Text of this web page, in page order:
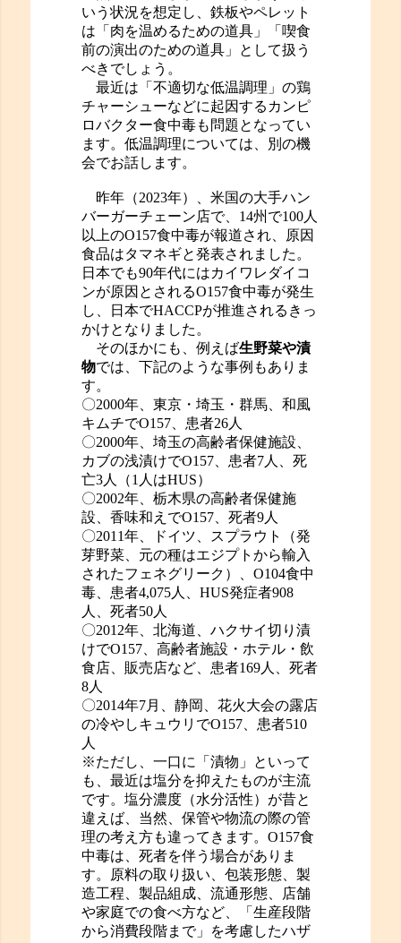
いう状況を想定し、鉄板やペレット
は「肉を温めるための道具」「喫食
前の演出のための道具」として扱う
べきでしょう。
最近は「不適切な低温調理」の鶏
チャーシューなどに起因するカンピ
ロバクター食中毒も問題となってい
ます。低温調理については、別の機
会でお話します。
昨年（2023年）、米国の大手ハン
バーガーチェーン店で、14州で100人
以上のO157食中毒が報道され、原因
食品はタマネギと発表されました。
日本でも90年代にはカイワレダイコ
ンが原因とされるO157食中毒が発生
し、日本でHACCPが推進されるきっ
かけとなりました。
そのほかにも、例えば生野菜や漬
物では、下記のような事例もありま
す。
〇2000年、東京・埼玉・群馬、和風
キムチでO157、患者26人
〇2000年、埼玉の高齢者保健施設、
カブの浅漬けでO157、患者7人、死
亡3人（1人はHUS）
〇2002年、栃木県の高齢者保健施
設、香味和えでO157、死者9人
〇2011年、ドイツ、スプラウト（発
芽野菜、元の種はエジプトから輸入
されたフェネグリーク）、O104食中
毒、患者4,075人、HUS発症者908
人、死者50人
〇2012年、北海道、ハクサイ切り漬
けでO157、高齢者施設・ホテル・飲
食店、販売店など、患者169人、死者
8人
〇2014年7月、静岡、花火大会の露店
の冷やしキュウリでO157、患者510
人
※ただし、一口に「漬物」といって
も、最近は塩分を抑えたものが主流
です。塩分濃度（水分活性）が昔と
違えば、当然、保管や物流の際の管
理の考え方も違ってきます。O157食
中毒は、死者を伴う場合がありま
す。原料の取り扱い、包装形態、製
造工程、製品組成、流通形態、店舗
や家庭での食べ方など、「生産段階
から消費段階まで」を考慮したハザ